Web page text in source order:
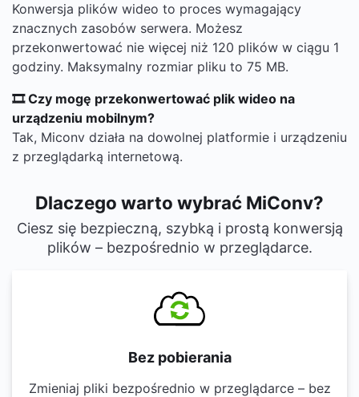
Konwersja plików wideo to proces wymagający
znacznych zasobów serwera. Możesz
przekonwertować nie więcej niż 120 plików w ciągu 1
godziny. Maksymalny rozmiar pliku to 75 MB.
🎞 Czy mogę przekonwertować plik wideo na
urządzeniu mobilnym?
Tak, Miconv działa na dowolnej platformie i urządzeniu
z przeglądarką internetową.
Dlaczego warto wybrać MiConv?
Ciesz się bezpieczną, szybką i prostą konwersją
plików – bezpośrednio w przeglądarce.
Bez pobierania
Zmieniaj pliki bezpośrednio w przeglądarce – bez